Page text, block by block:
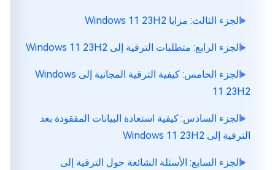
الجزء الثالث: مزايا Windows 11 23H2
الجزء الرابع: متطلبات الترقية إلى Windows 11 23H2
الجزء الخامس: كيفية الترقية المجانية إلى Windows
11 23H2
الجزء السادس: كيفية استعادة البيانات المفقودة بعد
الترقية إلى Windows 11 23H2
الجزء السابع: الأسئلة الشائعة حول الترقية إلى